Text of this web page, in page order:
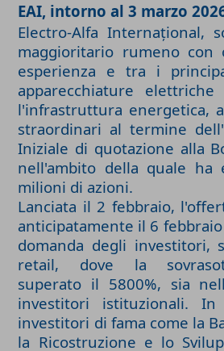
EAI, intorno al 3 marzo
Electro-Alfa Internațional,
maggioritario rumeno
esperienza e tra i
apparecchiature
l'infrastruttura energetica,
straordinari al termine
Iniziale di quotazione alla
nell'ambito della quale ha
milioni di azioni.
Lanciata il 2 febbraio,
anticipatamente il 6
domanda degli investitori,
retail, dove la
superato il 5800%, sia
investitori istituzionali. In
investitori di fama come la
la Ricostruzione e lo